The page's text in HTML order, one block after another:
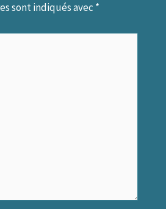
sont indiqués avec *